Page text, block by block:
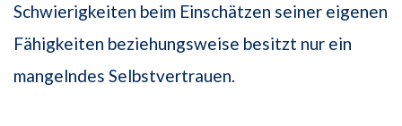
Schwierigkeiten beim Einschätzen seiner eigenen
Fähigkeiten beziehungsweise besitzt nur ein
mangelndes Selbstvertrauen.